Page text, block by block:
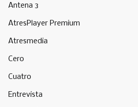
Antena 3
AtresPlayer Premium
Atresmedia
Cero
Cuatro
Entrevista